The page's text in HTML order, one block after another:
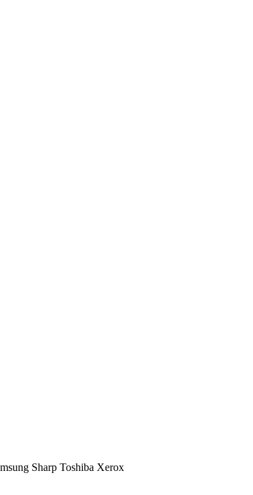
Sharp Toshiba Xerox